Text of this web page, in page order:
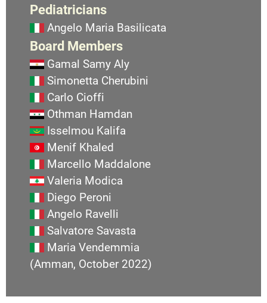
Pediatricians
Angelo Maria Basilicata
Board Members
Gamal Samy Aly
Simonetta Cherubini
Carlo Cioffi
Othman Hamdan
Isselmou Kalifa
Menif Khaled
Marcello Maddalone
Valeria Modica
Diego Peroni
Angelo Ravelli
Salvatore Savasta
Maria Vendemmia
(Amman, October 2022)